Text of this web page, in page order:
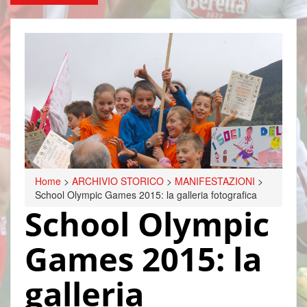
Home > ARCHIVIO STORICO > MANIFESTAZIONI >
School Olympic Games 2015: la galleria fotografica
School Olympic
Games 2015: la
galleria